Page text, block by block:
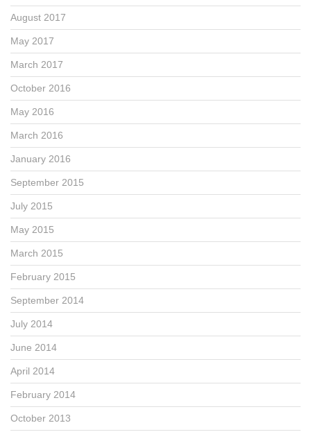
August 2017
May 2017
March 2017
October 2016
May 2016
March 2016
January 2016
September 2015
July 2015
May 2015
March 2015
February 2015
September 2014
July 2014
June 2014
April 2014
February 2014
October 2013